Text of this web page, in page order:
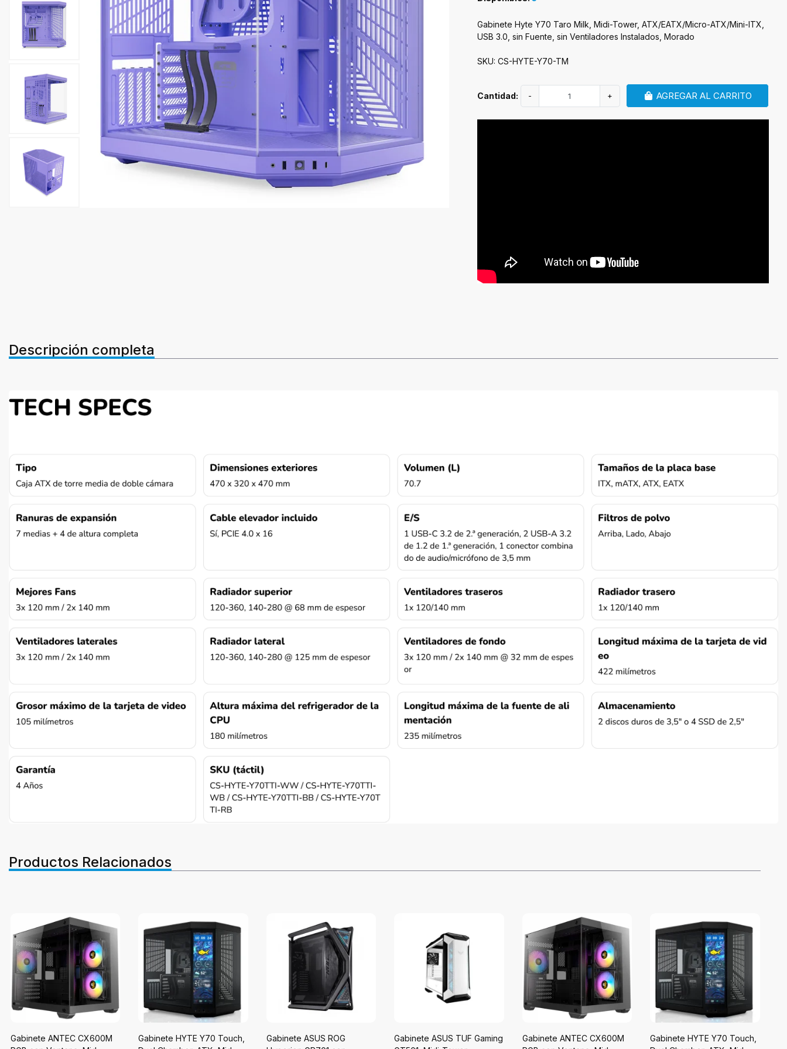
Gabinete Hyte Y70 Taro Milk, Midi-Tower, ATX/EATX/Micro-ATX/Mini-ITX,
USB 3.0, sin Fuente, sin Ventiladores Instalados, Morado
SKU: CS-HYTE-Y70-TM
Cantidad: - + AGREGAR AL CARRITO
Descripción completa
Productos Relacionados
Gabinete ANTEC CX600M
Gabinete HYTE Y70 Touch,
Gabinete ASUS ROG
Gabinete ASUS TUF Gaming
Gabinete ANTEC CX600M
Gabinete HYTE Y70 Touch,